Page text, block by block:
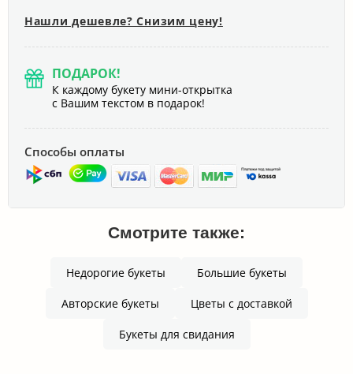
Нашли дешевле? Снизим цену!
ПОДАРОК!
К каждому букету мини-открытка
с Вашим текстом в подарок!
Способы оплаты
Смотрите также:
Недорогие букеты Большие букеты
Авторские букеты Цветы с доставкой
Букеты для свидания